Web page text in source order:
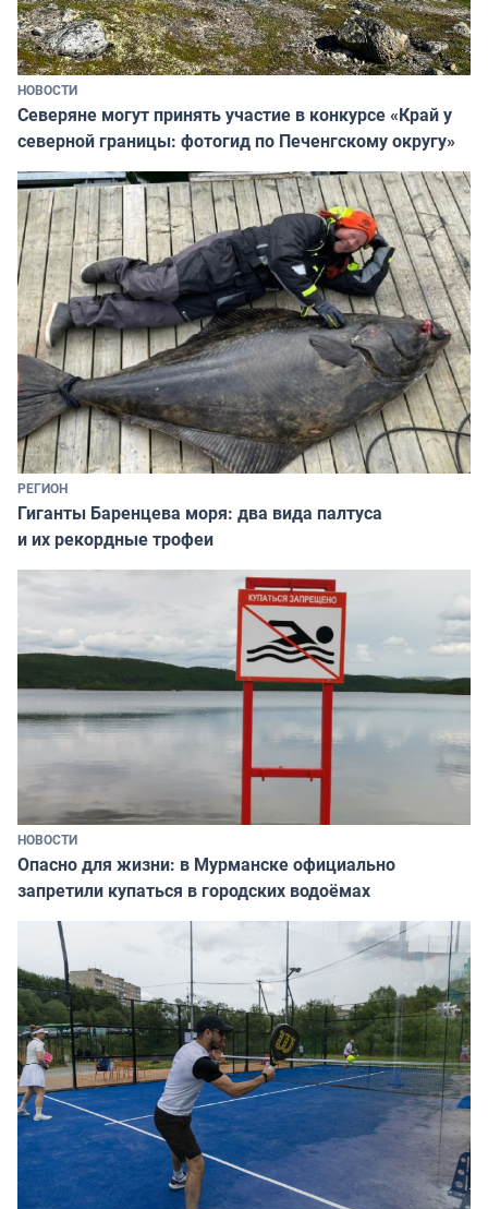
НОВОСТИ
Северяне могут принять участие в конкурсе «Край у
северной границы: фотогид по Печенгскому округу»
РЕГИОН
Гиганты Баренцева моря: два вида палтуса
и их рекордные трофеи
НОВОСТИ
Опасно для жизни: в Мурманске официально
запретили купаться в городских водоёмах